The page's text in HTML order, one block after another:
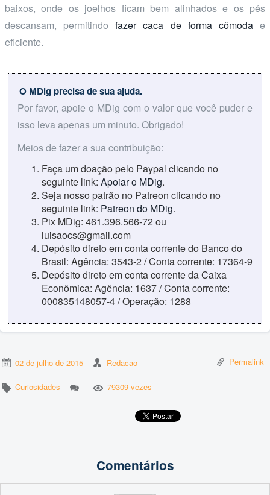
baixos, onde os joelhos ficam bem alinhados e os pés
descansam, permitindo fazer caca de forma cômodae
eficiente.
O MDig precisa de sua ajuda.
Por favor, apoie o MDig com o valor que você puder e
isso leva apenas um minuto. Obrigado!
Meios de fazer a sua contribuição:
Faça um doação pelo Paypal clicando no
seguinte link: Apoiar o MDig.
Seja nosso patrão no Patreon clicando no
seguinte link: Patreon do MDig.
Pix MDig: 461.396.566-72 ou
luisaocs@gmail.com
Depósito direto em conta corrente do Banco do
Brasil: Agência: 3543-2 / Conta corrente: 17364-9
Depósito direto em conta corrente da Caixa
Econômica: Agência: 1637 / Conta corrente:
000835148057-4 / Operação: 1288
02 de julho de 2015 Redacao Permalink
Curiosidades 79309 vezes
Comentários